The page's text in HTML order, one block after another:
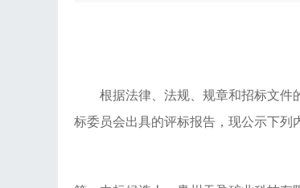
根据法律、法规、规章和招标文件
标委员会出具的评标报告，现公示下列